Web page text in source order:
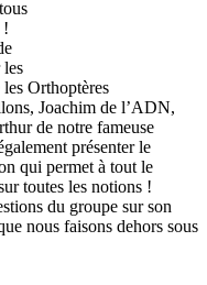
!
les
Orthoptères
Joachim de l’ADN,
de notre fameuse
présenter le
qui permet à tout le
toutes les notions !
du groupe sur son
nous faisons dehors sous